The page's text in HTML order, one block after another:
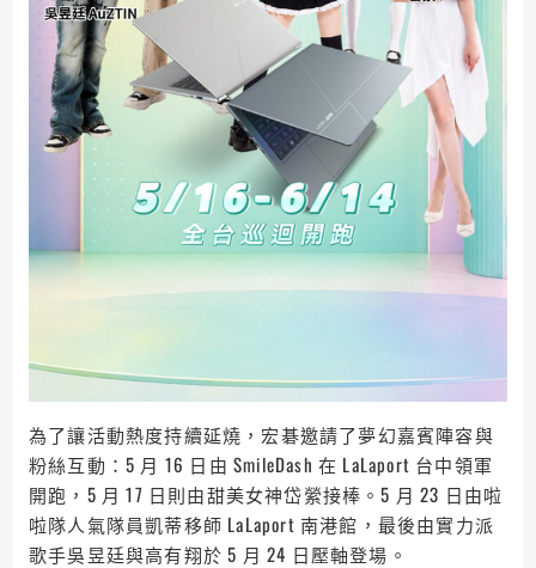
為了讓活動熱度持續延燒，宏碁邀請了夢幻嘉賓陣容與
粉絲互動：5 月 16 日由 SmileDash 在 LaLaport 台中領軍
開跑，5 月 17 日則由甜美女神岱縈接棒。5 月 23 日由啦
啦隊人氣隊員凱蒂移師 LaLaport 南港館，最後由實力派
歌手吳昱廷與高有翔於 5 月 24 日壓軸登場。